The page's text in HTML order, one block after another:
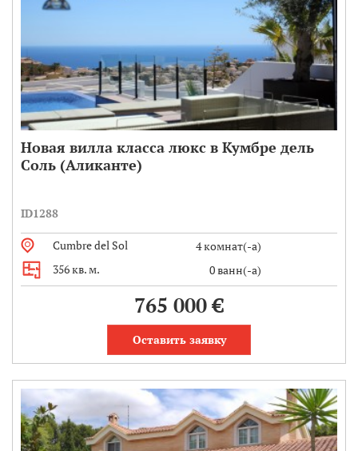
Новая вилла класса люкс в Кумбре дель
Соль (Аликанте)
ID1288
Cumbre del Sol
4 комнат(-а)
356 кв. м.
0 ванн(-а)
765 000 €
Оставить заявку